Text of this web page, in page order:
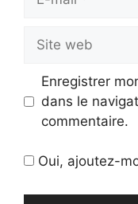
mail
web
Enregistrer
dans le
commentaire.
Oui, ajoutez-